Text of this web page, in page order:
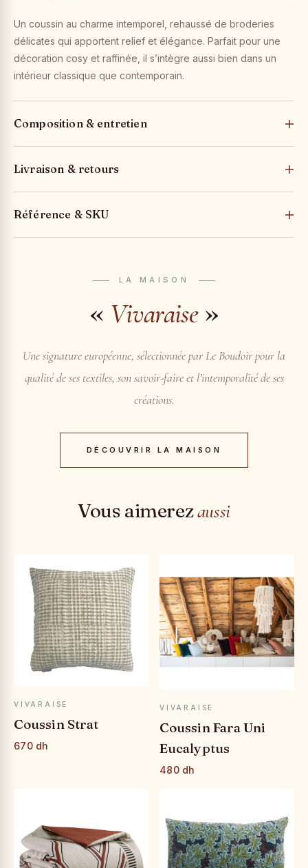
Un coussin au charme intemporel, rehaussé de broderies
délicates qui apportent relief et élégance. Parfait pour une
décoration cosy et raffinée, il s’intègre aussi bien dans un
intérieur classique que contemporain.
Composition & entretien
Livraison & retours
Référence & SKU
LA MAISON
« Vivaraise»
Une signature européenne, sélectionnée par Le Boudoir pour la
qualité de ses textiles, son savoir-faire et l’intemporalité de ses
créations.
DÉCOUVRIR LA MAISON
Vous aimerezaussi
APERÇU RAPIDE
VIVARAISE
Coussin Strat
670 dh
APERÇU RAPIDE
VIVARAISE
Coussin Fara Uni
Eucalyptus
480 dh